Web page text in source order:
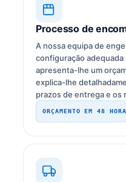
Processo de
A nossa equipa de
configuração adequada
apresenta-lhe um
explica-lhe
prazos de entrega e os
ORÇAMENTO EM 48